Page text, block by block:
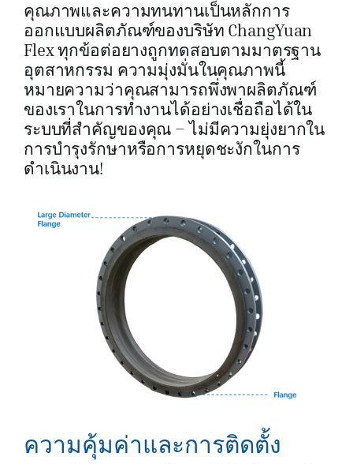
คุณภาพและความทนทานเป็นหลักการ
ออกแบบผลิตภัณฑ์ของบริษัท ChangYuan
Flex ทุกข้อต่อยางถูกทดสอบตามมาตรฐาน
อุตสาหกรรม ความมุ่งมั่นในคุณภาพนี้
หมายความว่าคุณสามารถพึ่งพาผลิตภัณฑ์
ของเราในการทำงานได้อย่างเชื่อถือได้ใน
ระบบที่สำคัญของคุณ – ไม่มีความยุ่งยากใน
การบำรุงรักษาหรือการหยุดชะงักในการ
ดำเนินงาน!
ความคุ้มค่าและการติดตั้ง